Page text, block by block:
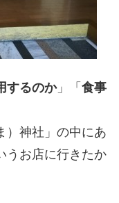
するのか」「 食事
）神社」の中にあ
うお店に行きたか